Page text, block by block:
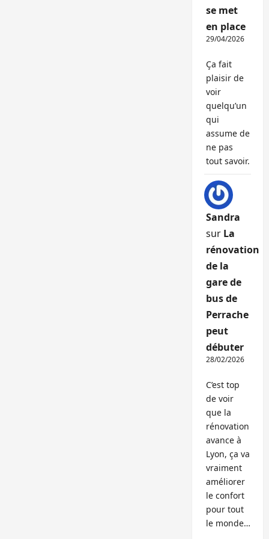
se met
en place
29/04/2026
Ça fait
plaisir de
voir
quelqu’un
qui
assume de
ne pas
tout savoir.
Sandra
sur La
rénovation
de la
gare de
bus de
Perrache
peut
débuter
28/02/2026
C’est top
de voir
que la
rénovation
avance à
Lyon, ça va
vraiment
améliorer
le confort
pour tout
le monde…